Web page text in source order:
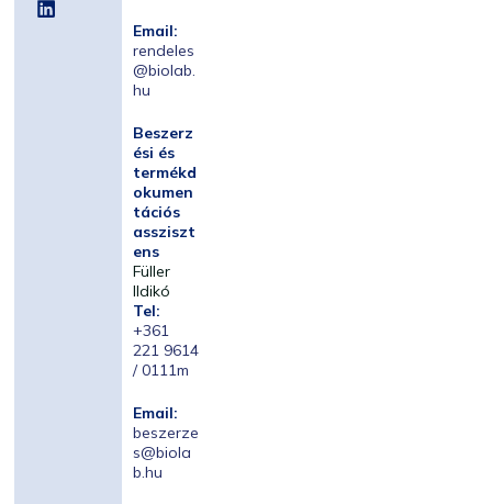
Email:
rendeles
@biolab.
hu
Beszerz
ési és
termékd
okumen
tációs
assziszt
ens
Füller
Ildikó
Tel:
+361
221 9614
/ 0111m
Email:
beszerze
s@biola
b.hu